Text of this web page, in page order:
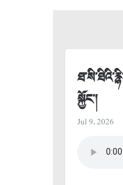
སྐྱོང་།
Jul 9, 2026